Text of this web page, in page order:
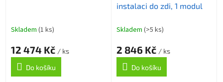
Skladem (1 ks)
12 474 Kč / ks
Do košíku
instalaci do zdi, 1 modul
Skladem (>5 ks)
2 846 Kč / ks
Do košíku